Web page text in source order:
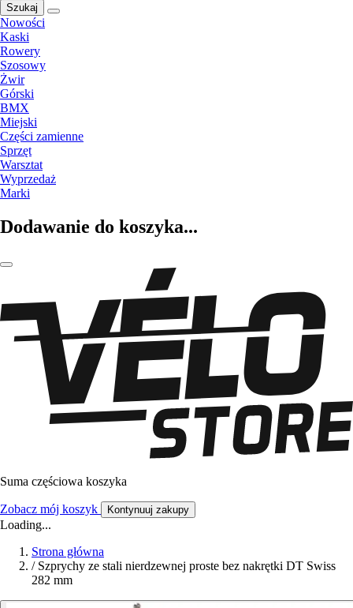
Szukaj
Nowości
Kaski
Rowery
Szosowy
Żwir
Górski
BMX
Miejski
Części zamienne
Sprzęt
Warsztat
Wyprzedaż
Marki
Dodawanie do koszyka...
Suma częściowa koszyka
Zobacz mój koszyk Kontynuuj zakupy
Loading...
Strona główna
/ Szprychy ze stali nierdzewnej proste bez nakrętki DT Swiss
282 mm